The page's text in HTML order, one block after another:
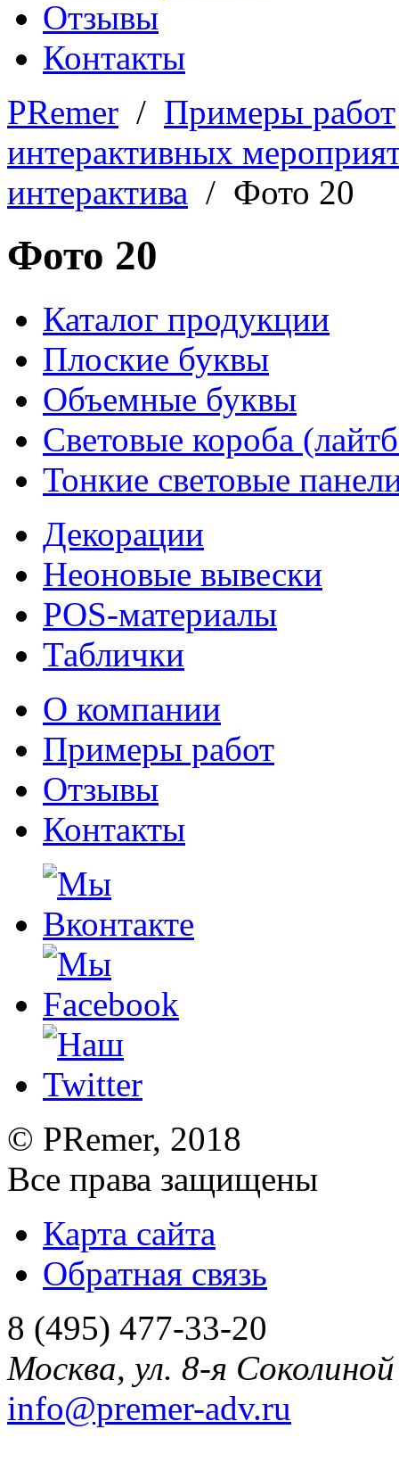
Отзывы
Контакты
PRemer / Примеры работ
интерактивных
интерактива / Фото 20
Фото 20
Каталог продукции
Плоские буквы
Объемные буквы
Световые короба
Тонкие световые
Декорации
Неоновые вывески
POS-материалы
Таблички
О компании
Примеры работ
Отзывы
Контакты
© PRemer, 2018
Все права защищены
Карта сайта
Обратная связь
8 (495) 477-33-20
Москва, ул. 8-я
info@premer-adv.ru